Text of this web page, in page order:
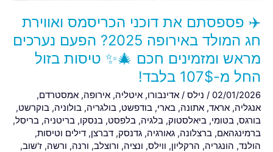
✈️ פספסתם את דוכני הכריסמס ואווירת
חג המולד באירופה 2025? הפעם נערכים
מראש ומזמינים חכם 🎄✨ טיסות בזול
החל מ-107$ בלבד!
02/01/2026
/ נילס / אדינבורו, איטליה, אירופה, אמסטרדם,
אנגליה, אראד, אתונה, בארי, בודפשט, בולגריה, בולוניה, בוקרשט,
בורגס, בטומי, ביאלסטוק, בלגיה, בלפסט, בנסקו, בריטניה, בריסל,
ברמינגהאם, ברצלונה, גאורגיה, גדנסק, דברצן, דילים וטיסות,
הולנד, הונגריה, הרקליון, ווילס, ונציה, ורוצלב, ורנה, ורשה, ז'שוב,
הפעם
נערכים
ומזמינים
חכם
🎄
✨
טיסות
בזול